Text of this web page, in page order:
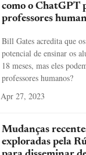
como o ChatGPT
professores
Bill Gates acredita que
potencial de ensinar os
18 meses, mas eles
professores humanos?
Apr 27, 2023
Mudanças
exploradas pela